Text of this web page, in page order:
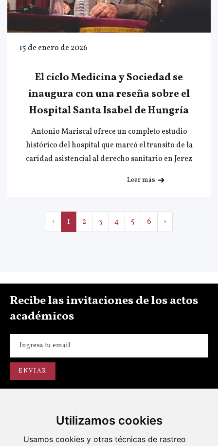
Utilizamos cookies
Usamos cookies y otras técnicas de rastreo
15 de enero de 2026
El ciclo Medicina y Sociedad se
inaugura con una reseña sobre el
Hospital Santa Isabel de Hungría
Antonio Mariscal ofrece un completo estudio
histórico del hospital que marcó el transito de la
caridad asistencial al derecho sanitario en Jerez
Leer más
‹ 1 2 3 4 5 6 ›
Recibe las invitaciones de los actos
académicos